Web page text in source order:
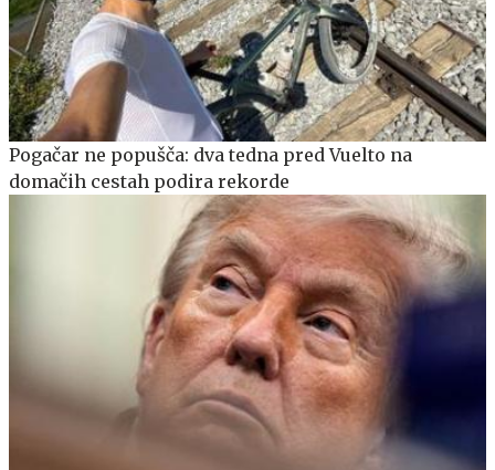
Pogačar ne popušča: dva tedna pred Vuelto na
domačih cestah podira rekorde